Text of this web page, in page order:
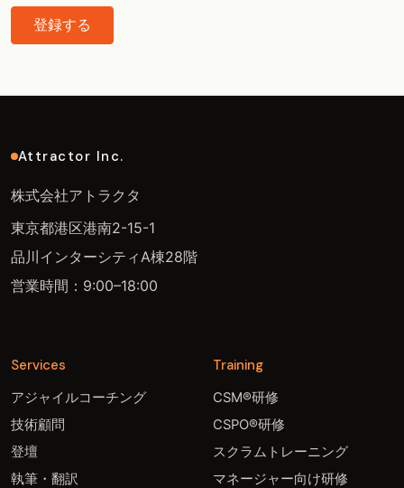
登録する
Attractor Inc.
株式会社アトラクタ
東京都港区港南2-15-1
品川インターシティA棟28階
営業時間：9:00–18:00
Services
アジャイルコーチング
技術顧問
登壇
執筆・翻訳
Training
CSM®研修
CSPO®研修
スクラムトレーニング
マネージャー向け研修